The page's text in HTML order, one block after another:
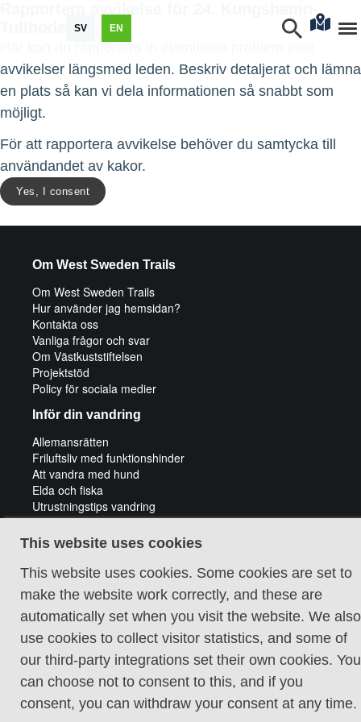
SV EN
Tullboden
avvikelser längsmed leden. Beskriv detaljerat och lämna
en plats så kan vi dela informationen så snabbt som
möjligt.
För att rapportera avvikelse behöver du samtycka till
användandet av kakor.
Yes, I consent
This website uses cookies
This website uses cookies. Some cookies are set to
make the website work correctly, and these are
automatically set when you visit the website. We also
use cookies to collect visitor statistics, and some of
our third-party integrations set their own cookies. You
can choose not to consent to this, and if you
consent, you can withdraw your consent at any time.
Om West Sweden Trails
Om West Sweden Trails
Hur använder jag hemsidan?
Kontakta oss
Vanliga frågor och svar
Om Västkuststiftelsen
Projektstöd
Policy för sociala medier
Inför din vandring
Allemansrätten
Friluftsliv med funktionshinder
Att vandra med hund
Elda och fiska
Utrustningstips vandring
Tips för cykeläventyr
Guidade vandringar
Cookie policy